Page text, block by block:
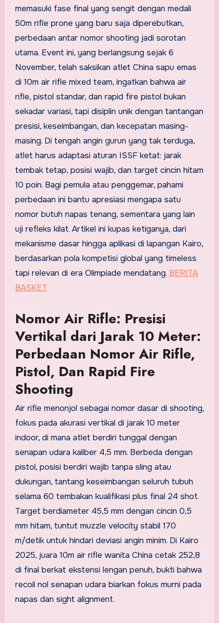
memasuki fase final yang sengit dengan medali
50m rifle prone yang baru saja diperebutkan,
perbedaan antar nomor shooting jadi sorotan
utama. Event ini, yang berlangsung sejak 6
November, telah saksikan atlet China sapu emas
di 10m air rifle mixed team, ingatkan bahwa air
rifle, pistol standar, dan rapid fire pistol bukan
sekadar variasi, tapi disiplin unik dengan tantangan
presisi, keseimbangan, dan kecepatan masing-
masing. Di tengah angin gurun yang tak terduga,
atlet harus adaptasi aturan ISSF ketat: jarak
tembak tetap, posisi wajib, dan target cincin hitam
10 poin. Bagi pemula atau penggemar, pahami
perbedaan ini bantu apresiasi mengapa satu
nomor butuh napas tenang, sementara yang lain
uji refleks kilat. Artikel ini kupas ketiganya, dari
mekanisme dasar hingga aplikasi di lapangan Kairo,
berdasarkan pola kompetisi global yang timeless
tapi relevan di era Olimpiade mendatang. BERITA
BASKET
Nomor Air Rifle: Presisi
Vertikal dari Jarak 10 Meter:
Perbedaan Nomor Air Rifle,
Pistol, Dan Rapid Fire
Shooting
Air rifle menonjol sebagai nomor dasar di shooting,
fokus pada akurasi vertikal di jarak 10 meter
indoor, di mana atlet berdiri tunggal dengan
senapan udara kaliber 4,5 mm. Berbeda dengan
pistol, posisi berdiri wajib tanpa sling atau
dukungan, tantang keseimbangan seluruh tubuh
selama 60 tembakan kualifikasi plus final 24 shot.
Target berdiameter 45,5 mm dengan cincin 0,5
mm hitam, tuntut muzzle velocity stabil 170
m/detik untuk hindari deviasi angin minim. Di Kairo
2025, juara 10m air rifle wanita China cetak 252,8
di final berkat ekstensi lengan penuh, bukti bahwa
recoil nol senapan udara biarkan fokus murni pada
napas dan sight alignment.